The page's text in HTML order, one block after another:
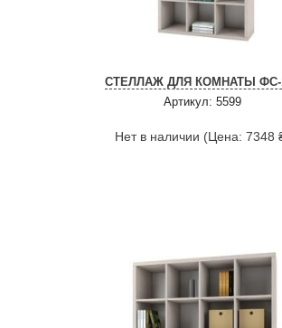
СТЕЛЛАЖ ДЛЯ КОМНАТЫ ФС-
Артикул: 5599
Нет в наличии (Цена: 7348